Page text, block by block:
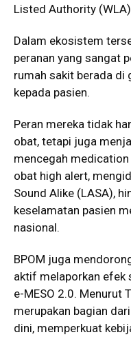
Listed Authority
Dalam ekosistem
peranan yang sangat
rumah sakit berada di
kepada pasien.
Peran mereka tidak
obat, tetapi juga
mencegah
obat high alert,
Sound Alike (LASA),
keselamatan pasien
nasional.
BPOM juga
aktif melaporkan efek
e-MESO 2.0. Menurut
merupakan bagian
dini, memperkuat